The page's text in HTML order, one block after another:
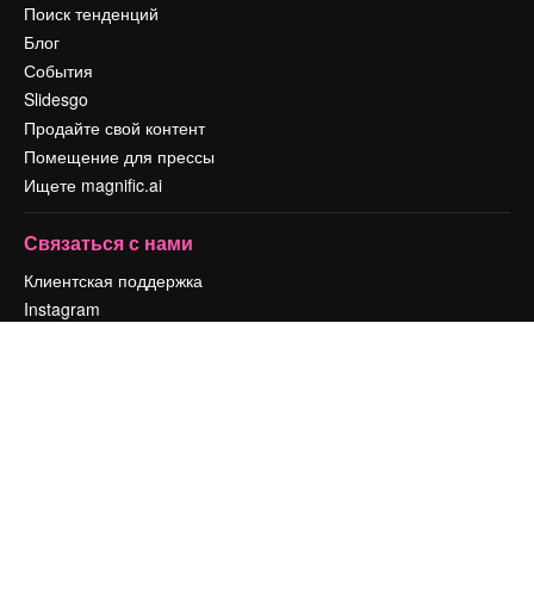
Поиск тенденций
Блог
События
Slidesgo
Продайте свой контент
Помещение для прессы
Ищете magnific.ai
Связаться с нами
Клиентская поддержка
Instagram